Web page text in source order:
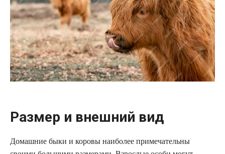
Размер и внешний вид
Домашние быки и коровы наиболее примечательны